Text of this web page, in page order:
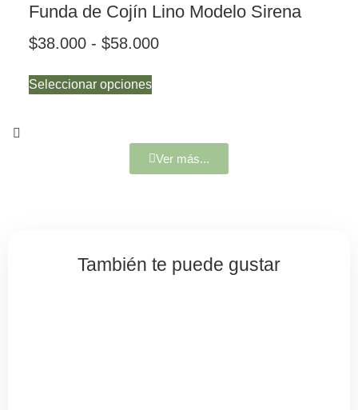
Funda de Cojín Lino Modelo Sirena
$38.000 - $58.000
Seleccionar opciones
Ver más...
También te puede gustar